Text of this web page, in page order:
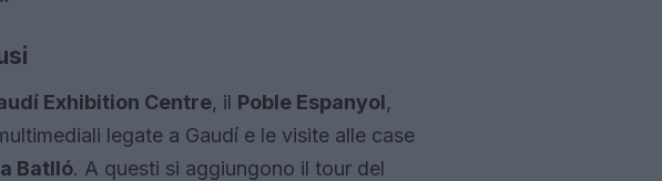
Exhibition Centre, il Poble Espanyol,
legate a Gaudí e le visite alle case
Batlló. A questi si aggiungono il tour del